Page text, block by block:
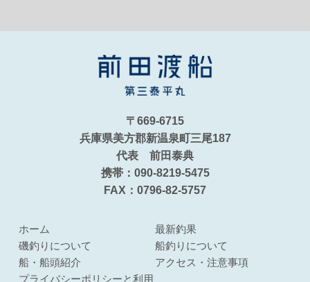
〒669-6715
兵庫県美方郡新温泉町三尾187
代表 前田泰典
携帯：090-8219-5475
FAX：0796-82-5757
ホーム
最新釣果
磯釣りについて
船釣りについて
船・船頭紹介
アクセス・注意事項
プライバシーポリシーと利用